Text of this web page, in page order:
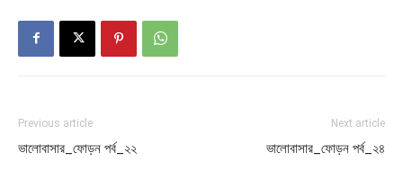
Previous article
ভালোবাসার_ফোড়ন পর্ব_২২
Next article
ভালোবাসার_ফোড়ন পর্ব_২৪